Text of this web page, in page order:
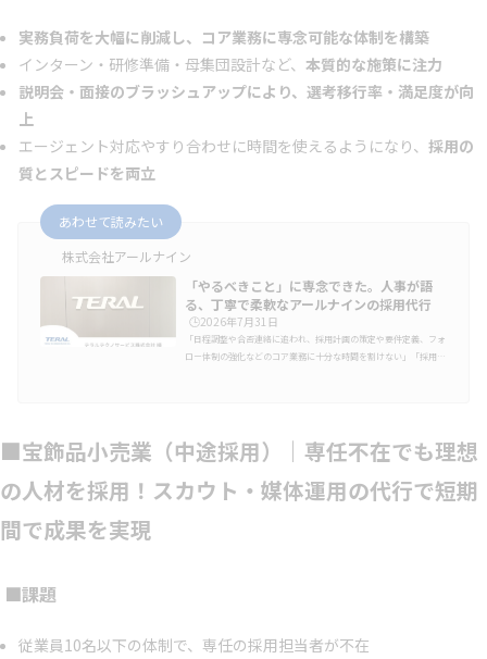
実務負荷を大幅に削減し、コア業務に専念可能な体制を構築
インターン・研修準備・母集団設計など、 本質的な施策に注力
説明会・面接のブラッシュアップにより、選考移行率・満足度が向
上
エージェント対応やすり合わせに時間を使えるようになり、 採用の
質とスピードを両立
あわせて読みたい
株式会社アールナイン
「やるべきこと」に専念できた。人事が語
る、丁寧で柔軟なアールナインの採用代行
🕒️2026年7月31日
「日程調整や合否連絡に追われ、採用計画の策定や要件定義、フォ
ロー体制の強化などのコア業務に十分な時間を割けない」「採用業
都文京区）も、その一社でした。同社は2024年8月より半年間、新
卒採用では少人数会社説明会の運営、採用管理システム管理代行、
■宝飾品小売業（中途採用）｜専任不在でも理想
の人材を採用！スカウト・媒体運用の代行で短期
間で成果を実現
■課題
従業員10名以下の体制で、専任の採用担当者が不在